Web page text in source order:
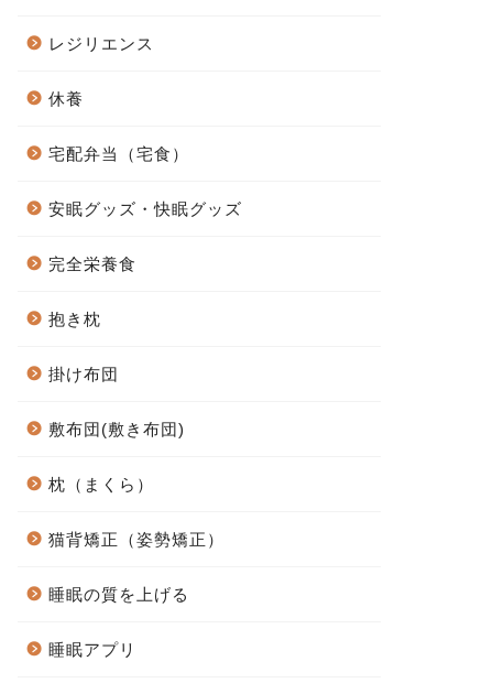
レジリエンス
休養
宅配弁当（宅食）
安眠グッズ・快眠グッズ
完全栄養食
抱き枕
掛け布団
敷布団(敷き布団)
枕（まくら）
猫背矯正（姿勢矯正）
睡眠の質を上げる
睡眠アプリ